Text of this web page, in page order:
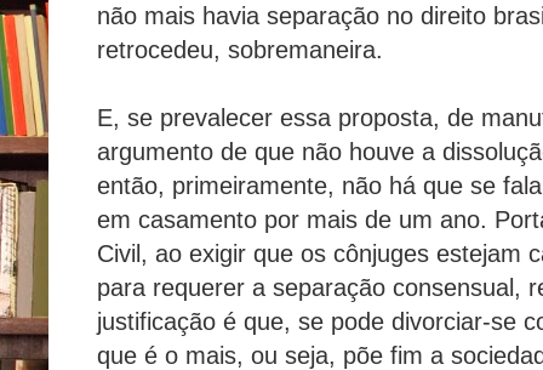
não mais havia separação no direito
retrocedeu, sobremaneira.
E, se prevalecer essa proposta, de
argumento de que não houve a
então, primeiramente, não há que se
em casamento por mais de um ano.
Civil, ao exigir que os cônjuges estejam
para requerer a separação consensual,
justificação é que, se pode divorciar-se
que é o mais, ou seja, põe fim a